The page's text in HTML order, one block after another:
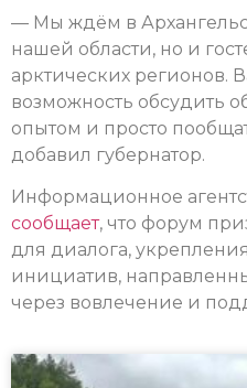
— Мы ждём в
нашей области, но и
арктических регионов.
возможность обсудить
опытом и просто
добавил губернатор.
Информационное
сообщает, что форум
для диалога,
инициатив,
через вовлечение и